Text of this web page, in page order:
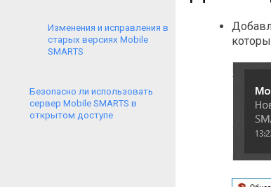
Изменения и исправления в
старых версиях Mobile
SMARTS
Безопасно ли использовать
сервер Mobile SMARTS в
открытом доступе